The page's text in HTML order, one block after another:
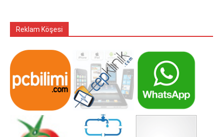
Reklam Köşesi